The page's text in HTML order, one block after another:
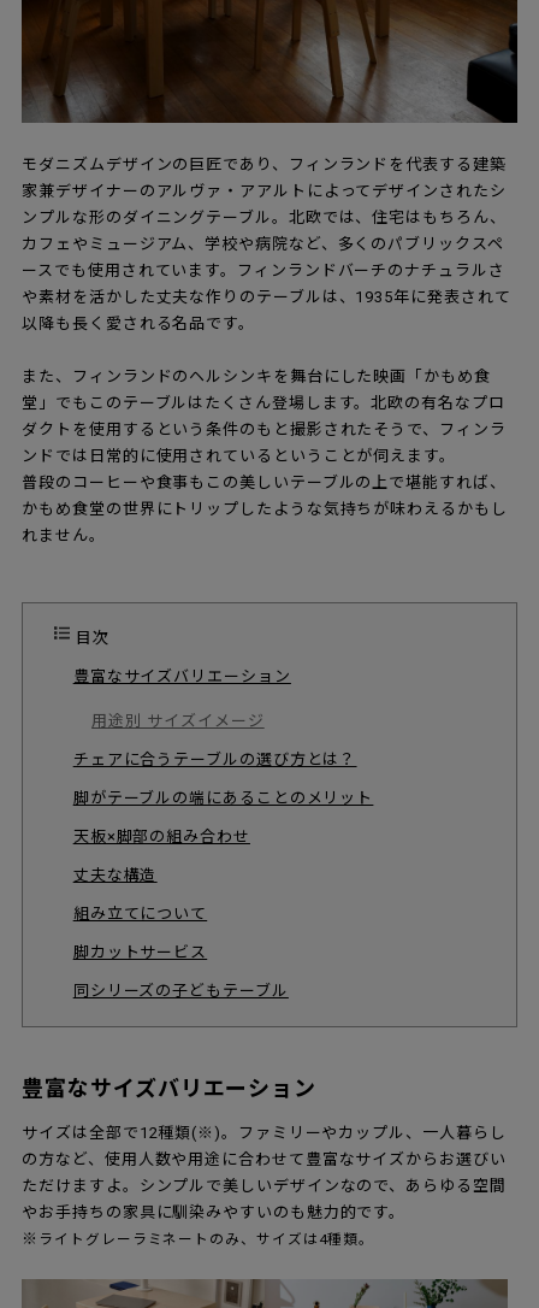
モダニズムデザインの巨匠であり、フィンランドを代表する建築
家兼デザイナーのアルヴァ・アアルトによってデザインされたシ
ンプルな形のダイニングテーブル。北欧では、住宅はもちろん、
カフェやミュージアム、学校や病院など、多くのパブリックスペ
ースでも使用されています。フィンランドバーチのナチュラルさ
や素材を活かした丈夫な作りのテーブルは、1935年に発表されて
以降も長く愛される名品です。
また、フィンランドのヘルシンキを舞台にした映画「かもめ食
堂」でもこのテーブルはたくさん登場します。北欧の有名なプロ
ダクトを使用するという条件のもと撮影されたそうで、フィンラ
ンドでは日常的に使用されているということが伺えます。
普段のコーヒーや食事もこの美しいテーブルの上で堪能すれば、
かもめ食堂の世界にトリップしたような気持ちが味わえるかもし
れません。
目次
豊富なサイズバリエーション
用途別 サイズイメージ
チェアに合うテーブルの選び方とは？
脚がテーブルの端にあることのメリット
天板×脚部の組み合わせ
丈夫な構造
組み立てについて
脚カットサービス
同シリーズの子どもテーブル
豊富なサイズバリエーション
サイズは全部で12種類(※)。ファミリーやカップル、一人暮らし
の方など、使用人数や用途に合わせて豊富なサイズからお選びい
ただけますよ。シンプルで美しいデザインなので、あらゆる空間
やお手持ちの家具に馴染みやすいのも魅力的です。
※ ライトグレーラミネートのみ、サイズは4種類。